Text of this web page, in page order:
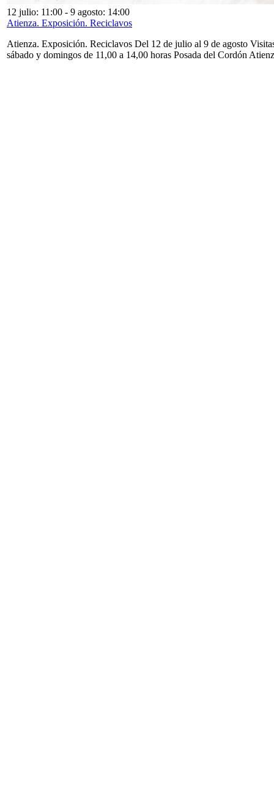
12 julio: 11:00 - 9 agosto: 14:00
Atienza. Exposición. Reciclavos
Atienza. Exposición. Reciclavos Del 12 de julio al 9 de agosto
sábado y domingos de 11,00 a 14,00 horas Posada del Cordón